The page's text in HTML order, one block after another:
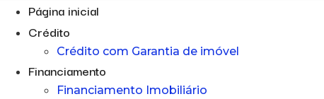
Página inicial
Crédito
Crédito com Garantia de imóvel
Financiamento
Financiamento Imobiliário